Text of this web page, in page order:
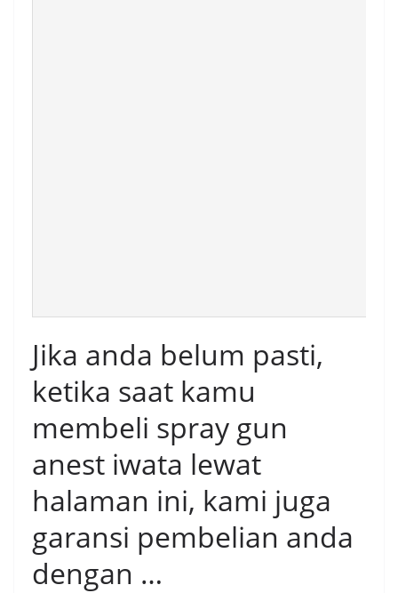
Jika anda belum pasti,
ketika saat kamu
membeli spray gun
anest iwata lewat
halaman ini, kami juga
garansi pembelian anda
dengan …